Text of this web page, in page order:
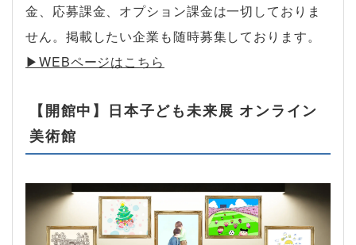
金、応募課金、オプション課金は一切しておりま
せん。掲載したい企業も随時募集しております。
▶︎WEBページはこちら
【開館中】日本子ども未来展 オンライン
美術館